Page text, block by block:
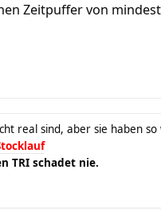
Zeitpuffer von
real sind, aber sie haben
TRI schadet nie.